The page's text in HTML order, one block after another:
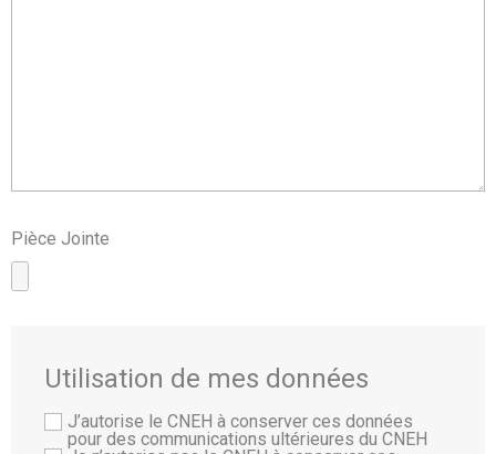
Pièce Jointe
Utilisation de mes données
J’autorise le CNEH à conserver ces données
pour des communications ultérieures du CNEH